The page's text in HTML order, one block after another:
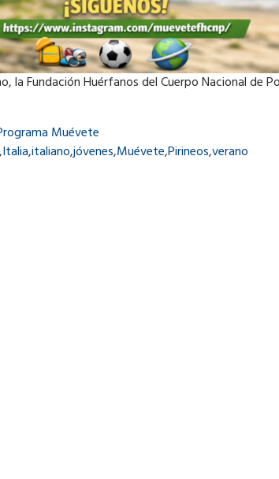
la Fundación Huérfanos del Cuerpo Nacional de
Muévete
,Italia,italiano,jóvenes,Muévete,Pirineos,verano